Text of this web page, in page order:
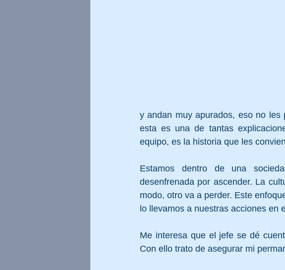
y andan muy apurados, eso no les
esta es una de tantas
equipo, es la historia que les
Estamos dentro de una
desenfrenada por ascender. La
modo, otro va a perder. Este
lo llevamos a nuestras acciones en
Me interesa que el jefe se dé
Con ello trato de asegurar mi